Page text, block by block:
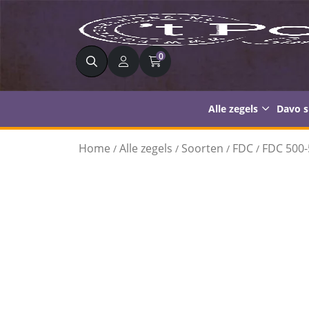
Zoeken 0
Alle zegels Davo
Home / Alle zegels / Soorten / FDC / FDC